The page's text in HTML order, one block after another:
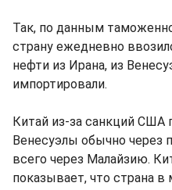
Так, по данным
страну ежедневно
нефти из Ирана, из
импортировали.
Китай из-за санкций США
Венесуэлы обычно через
всего через Малайзию.
показывает, что страна